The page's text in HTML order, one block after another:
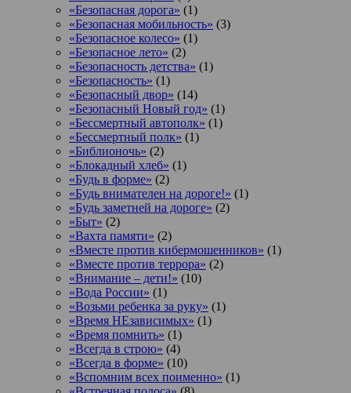
«Безопасная дорога» (1)
«Безопасная мобильность» (3)
«Безопасное колесо» (1)
«Безопасное лето» (2)
«Безопасность детства» (1)
«Безопасность» (1)
«Безопасный двор» (14)
«Безопасный Новый год» (1)
«Бессмертный автополк» (1)
«Бессмертный полк» (1)
«Библионочь» (2)
«Блокадный хлеб» (1)
«Будь в форме» (2)
«Будь внимателен на дороге!» (1)
«Будь заметней на дороге» (2)
«Быт» (2)
«Вахта памяти» (2)
«Вместе против кибермошенников» (1)
«Вместе против террора» (2)
«Внимание – дети!» (10)
«Вода России» (1)
«Возьми ребенка за руку» (1)
«Время НЕзависимых» (1)
«Время помнить» (1)
«Всегда в строю» (4)
«Всегда в форме» (10)
«Вспомним всех поименно» (1)